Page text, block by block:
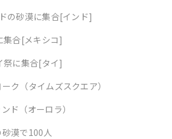
の砂漠に集合[インド]
集合[メキシコ]
祭に集合[タイ]
ク（タイムズスクエア）
ド（オーロラ）
砂漠で100人